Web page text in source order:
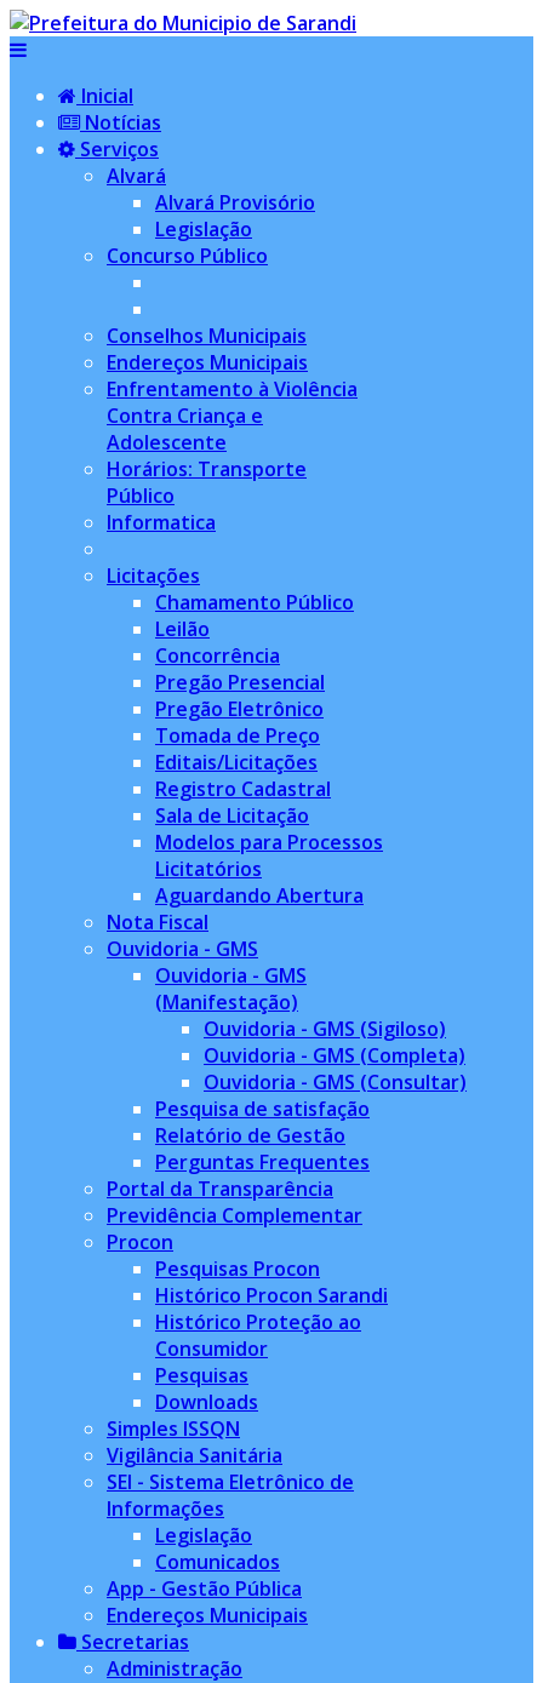
Inicial
Notícias
Serviços
Alvará
Alvará Provisório
Legislação
Concurso Público
Conselhos Municipais
Endereços Municipais
Enfrentamento à Violência
Contra Criança e
Adolescente
Horários: Transporte
Público
Informatica
Licitações
Chamamento Público
Leilão
Concorrência
Pregão Presencial
Pregão Eletrônico
Tomada de Preço
Editais/Licitações
Registro Cadastral
Sala de Licitação
Modelos para Processos
Licitatórios
Aguardando Abertura
Nota Fiscal
Ouvidoria - GMS
Ouvidoria - GMS
(Manifestação)
Ouvidoria - GMS (Sigiloso)
Ouvidoria - GMS (Completa)
Ouvidoria - GMS (Consultar)
Pesquisa de satisfação
Relatório de Gestão
Perguntas Frequentes
Portal da Transparência
Previdência Complementar
Procon
Pesquisas Procon
Histórico Procon Sarandi
Histórico Proteção ao
Consumidor
Pesquisas
Downloads
Simples ISSQN
Vigilância Sanitária
SEI - Sistema Eletrônico de
Informações
Legislação
Comunicados
App - Gestão Pública
Endereços Municipais
Secretarias
Administração